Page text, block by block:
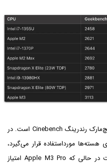
بنچ‌مارک دیگری که شاید واقعی‌تر باشد، بنچ‌مارک رندرینگ Cinebench است. در
که همه‌ی هسته‌ها مورداستفاده قرار می‌گیرد،
امتیاز اسنپدراگون ایکس الیت ۱۰۸۵ است در حالی که Apple M3 Pro امتیاز